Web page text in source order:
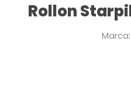
Rollon
Marca: